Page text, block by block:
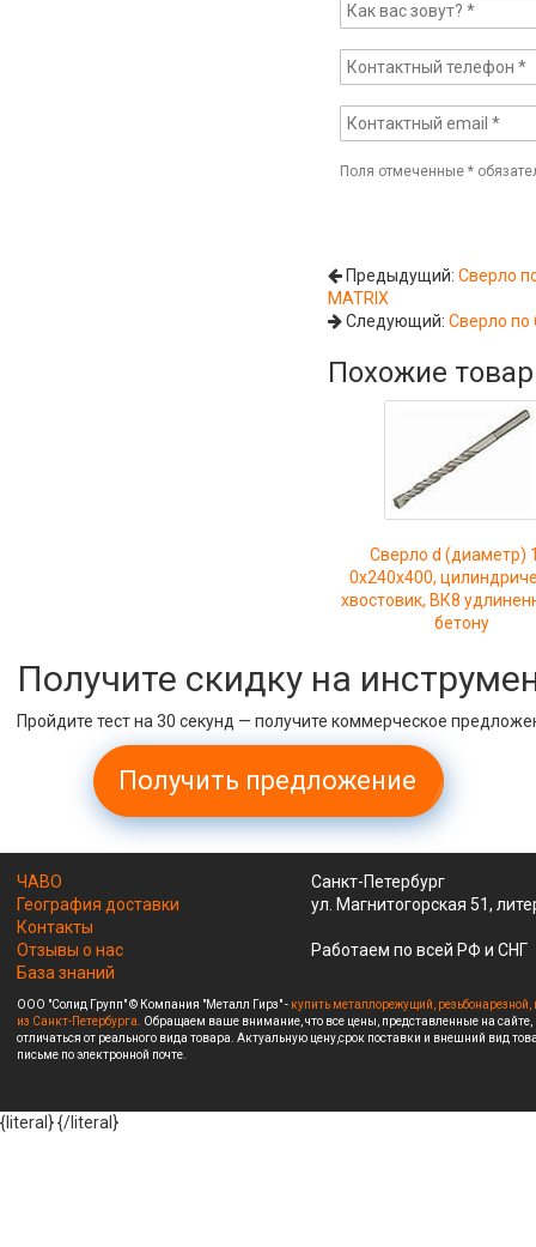
Поля отмеченные*
Предыдущий:Сверло
MATRIX
Следующий:Сверло по
Похожие
Сверло d (диаметр)
0х240х400,
хвостовик, ВК8
бетону
Получите скидку на
Пройдите тест на 30 секунд — получите коммерческое
Получить предложение
ЧАВО
География доставки
Контакты
Отзывы о нас
База знаний
Санкт-Петербург
ул. Магнитогорская 51,
Работаем по всей РФ и СНГ
ООО "Солид Групп" © Компания "Металл Гирз" - купить металлорежущий,
из Санкт-Петербурга. Обращаем ваше внимание, что все цены, представленные на
отличаться от реального вида товара. Актуальную цену,срок поставки и внешний вид
письме по электронной почте.
{literal}{/literal}